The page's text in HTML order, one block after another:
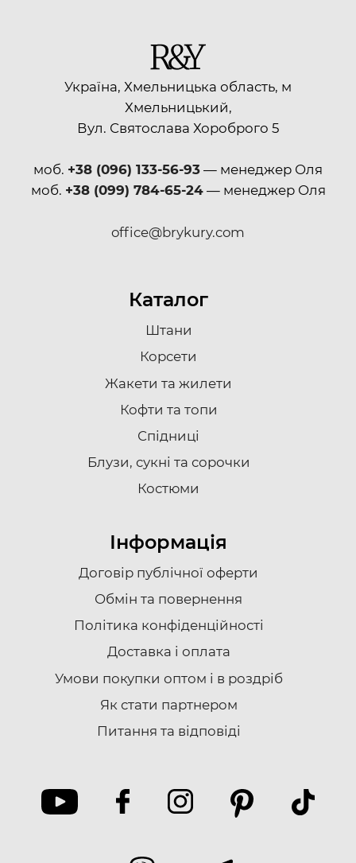
Україна, Хмельницька область, м
Хмельницький,
Вул. Святослава Хороброго 5
моб. +38 (096) 133-56-93 — менеджер Оля
моб. +38 (099) 784-65-24— менеджер Оля
office@brykury.com
Каталог
Штани
Корсети
Жакети та жилети
Кофти та топи
Спідниці
Блузи, сукні та сорочки
Костюми
Інформація
Договір публічної оферти
Обмін та повернення
Політика конфіденційності
Доставка i оплата
Умови покупки оптом і в роздріб
Як стати партнером
Питання та відповіді